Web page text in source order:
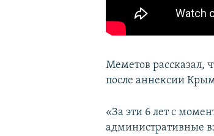
Меметов рассказал,
после аннексии
«За эти 6 лет с
административные